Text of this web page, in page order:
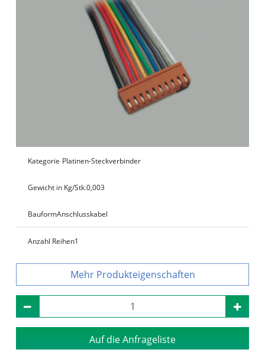
Kategorie Platinen-Steckverbinder
Gewicht in Kg/Stk.0,003
BauformAnschlusskabel
Anzahl Reihen1
Produkteigenschaften
Auf die Anfrageliste